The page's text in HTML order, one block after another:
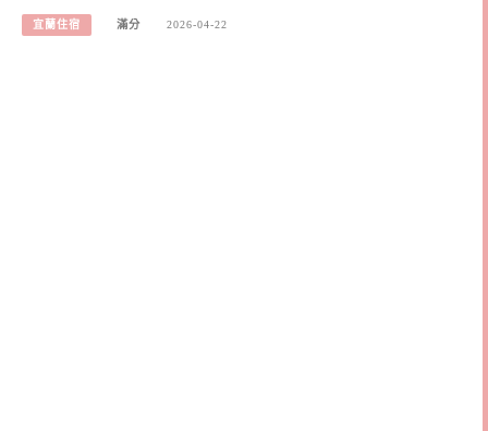
宜蘭住宿 滿分 2026-04-22